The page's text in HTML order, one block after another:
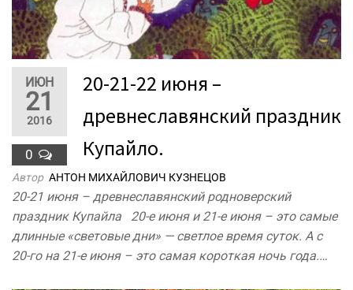
ИЮН
21
2016
0
20-21-22 июня –
древнеславянский праздник
Купайло.
Автор АНТОН МИХАЙЛОВИЧ КУЗНЕЦОВ
20-21 июня – древнеславянский родноверский
праздник Купайла 20-е июня и 21-е июня – это самые
длинные «световые дни» — светлое время суток. А с
20-го на 21-е июня – это самая короткая ночь года.…